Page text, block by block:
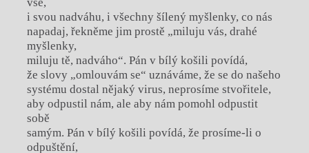
i svou nadváhu, i všechny šílený myšlenky, co nás
napadaj, řekněme jim prostě „miluju vás, drahé
myšlenky,
miluju tě, nadváho“. Pán v bílý košili povídá,
že slovy „omlouvám se“ uznáváme, že se do našeho
systému dostal nějaký virus, neprosíme stvořitele,
aby odpustil nám, ale aby nám pomohl odpustit
sobě
samým. Pán v bílý košili povídá, že prosíme-li o
odpuštění,